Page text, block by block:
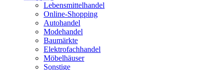
Lebensmittelhandel
Online-Shopping
Autohandel
Modehandel
Baumärkte
Elektrofachhandel
Möbelhäuser
Sonstige